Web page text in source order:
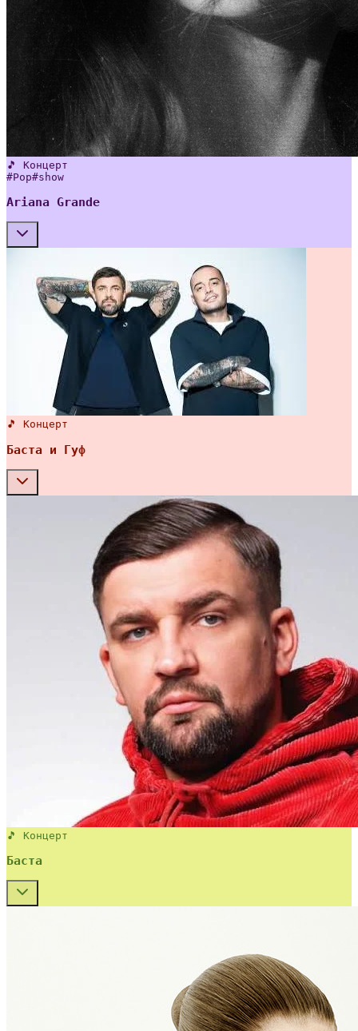
🎵 Концерт
#Pop#show
Ariana Grande
🎵 Концерт
Баста и Гуф
🎵 Концерт
Баста